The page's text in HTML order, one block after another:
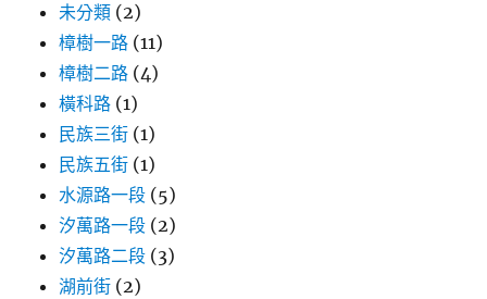
未分類 (2)
樟樹一路 (11)
樟樹二路 (4)
橫科路 (1)
民族三街 (1)
民族五街 (1)
水源路一段 (5)
汐萬路一段 (2)
汐萬路二段 (3)
湖前街 (2)